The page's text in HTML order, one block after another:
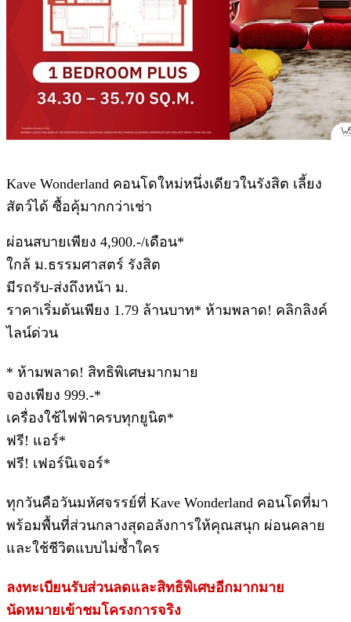
Kave Wonderland คอนโดใหม่หนึ่งเดียวในรังสิต เลี้ยง
สัตว์ได้ ซื้อคุ้มากกว่าเช่า
ผ่อนสบายเพียง 4,900.-/เดือน*
ใกล้ ม.ธรรมศาสตร์ รังสิต
มีรถรับ-ส่งถึงหน้า ม.
ราคาเริ่มต้นเพียง 1.79 ล้านบาท* ห้ามพลาด! คลิกลิงค์
ไลน์ด่วน
* ห้ามพลาด! สิทธิพิเศษมากมาย
จองเพียง 999.-*
เครื่องใช้ไฟฟ้าครบทุกยูนิต*
ฟรี! แอร์*
ฟรี! เฟอร์นิเจอร์*
ทุกวันคือวันมหัศจรรย์ที่ Kave Wonderland คอนโดที่มา
พร้อมพื้นที่ส่วนกลางสุดอลังการให้คุณสนุก ผ่อนคลาย
และใช้ชีวิตแบบไม่ซ้ำใคร
ลงทะเบียนรับส่วนลดและสิทธิพิเศษอีกมากมาย
นัดหมายเข้าชมโครงการจริง